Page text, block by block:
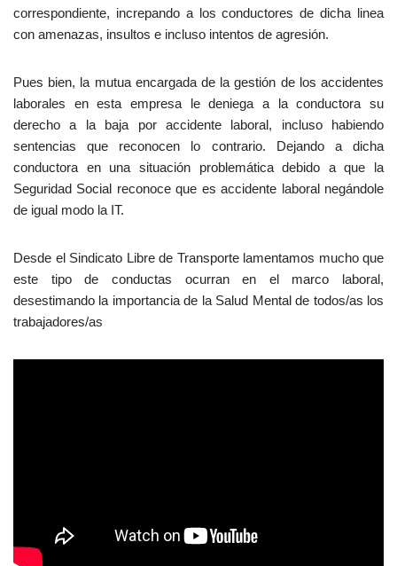
correspondiente, increpando a los conductores de dicha linea
con amenazas, insultos e incluso intentos de agresión.
Pues bien, la mutua encargada de la gestión de los accidentes
laborales en esta empresa le deniega a la conductora su
derecho a la baja por accidente laboral, incluso habiendo
sentencias que reconocen lo contrario. Dejando a dicha
conductora en una situación problemática debido a que la
Seguridad Social reconoce que es accidente laboral negándole
de igual modo la IT.
Desde el Sindicato Libre de Transporte lamentamos mucho que
este tipo de conductas ocurran en el marco laboral,
desestimando la importancia de la Salud Mental de todos/as los
trabajadores/as